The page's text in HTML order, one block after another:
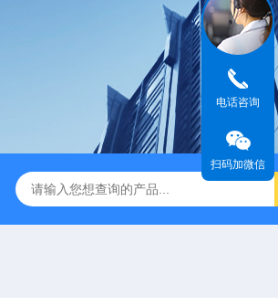
HH-24恒温水浴锅 全不锈钢水浴15位多
电话咨询
扫码加微信